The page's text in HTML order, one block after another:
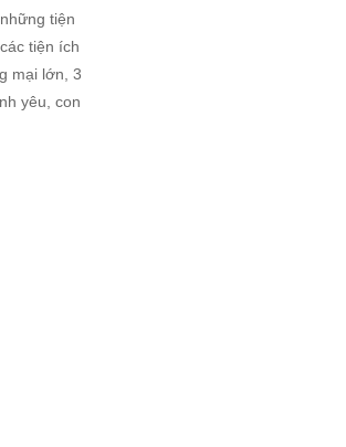
tiện
tiện ích
mại lớn, 3
yêu, con